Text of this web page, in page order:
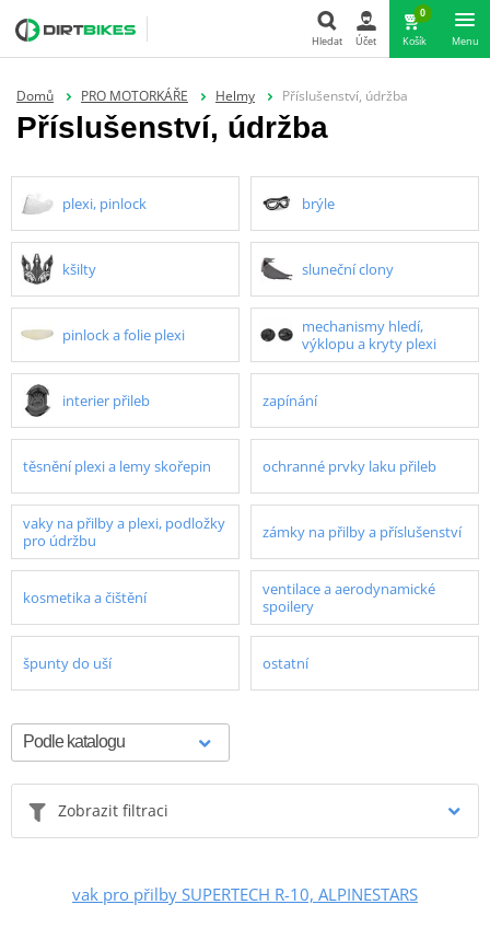
Hledat
Hledat Účet
0
Košík Menu
Domů PRO MOTORKÁŘE Helmy Příslušenství, údržba
Příslušenství, údržba
plexi, pinlock brýle
kšilty sluneční clony
pinlock a folie plexi
mechanismy hledí,
výklopu a kryty plexi
interier přileb zapínání
těsnění plexi a lemy skořepin ochranné prvky laku přileb
vaky na přilby a plexi, podložky
pro údržbu
zámky na přilby a příslušenství
kosmetika a čištění
ventilace a aerodynamické
spoilery
špunty do uší ostatní
Zobrazit filtraci
vak pro přilby SUPERTECH R-10, ALPINESTARS